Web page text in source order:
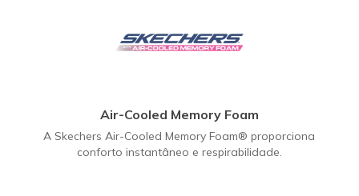
Air-Cooled Memory Foam
A Skechers Air-Cooled Memory Foam® proporciona
conforto instantâneo e respirabilidade.